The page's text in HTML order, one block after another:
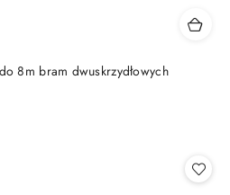
8m bram dwuskrzydłowych